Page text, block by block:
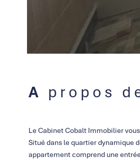
A propos
Le Cabinet Cobalt Immobilier
Situé dans le quartier dynamique
appartement comprend une